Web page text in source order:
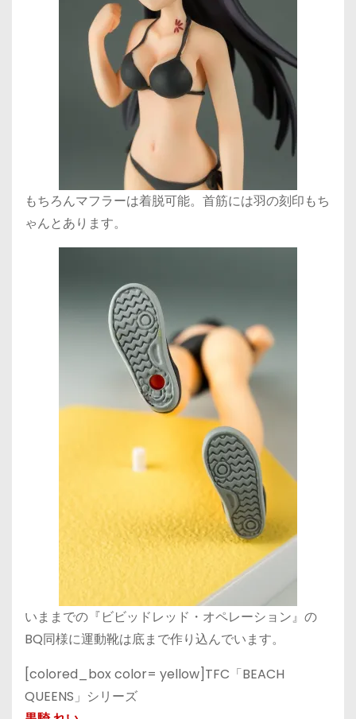
もちろんマフラーは着脱可能。首筋には羽の刻印もち
ゃんとあります。
いままでの『ビビッドレッド・オペレーション』の
BQ同様に運動靴は底まで作り込んでいます。
[colored_box color= yellow]TFC「BEACH
QUEENS」シリーズ